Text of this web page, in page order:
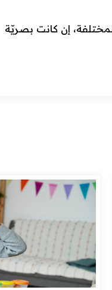
إن كانت بصريّة